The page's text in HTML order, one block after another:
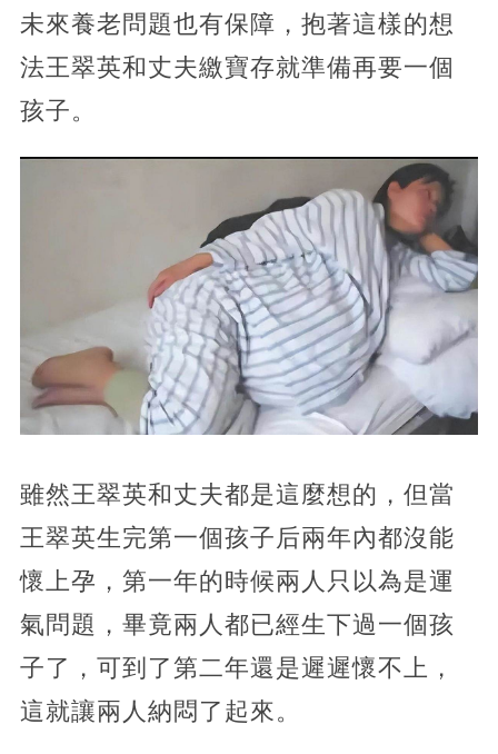
未來養老問題也有保障，抱著這樣的想
法王翠英和丈夫繳寶存就準備再要一個
孩子。
雖然王翠英和丈夫都是這麼想的，但當
王翠英生完第一個孩子后兩年內都沒能
懷上孕，第一年的時候兩人只以為是運
氣問題，畢竟兩人都已經生下過一個孩
子了，可到了第二年還是遲遲懷不上，
這就讓兩人納悶了起來。